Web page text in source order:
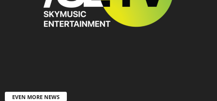
EVEN MORE NEWS